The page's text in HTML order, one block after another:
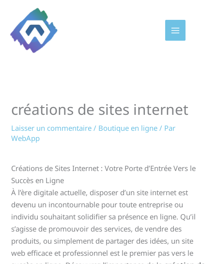
contenu
créations de sites internet
Laisser un commentaire / Boutique en ligne / Par
WebApp
Créations de Sites Internet : Votre Porte d’Entrée Vers le
Succès en Ligne
À l’ère digitale actuelle, disposer d’un site internet est
devenu un incontournable pour toute entreprise ou
individu souhaitant solidifier sa présence en ligne. Qu’il
s’agisse de promouvoir des services, de vendre des
produits, ou simplement de partager des idées, un site
web efficace et professionnel est le premier pas vers le